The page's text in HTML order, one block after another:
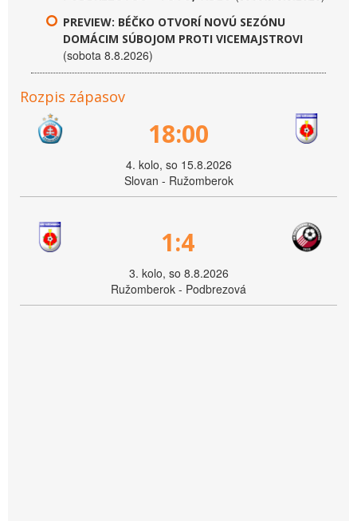
PREVIEW: BÉČKO OTVORÍ NOVÚ SEZÓNU
DOMÁCIM SÚBOJOM PROTI VICEMAJSTROVI
(sobota 8.8.2026)
Rozpis zápasov
18:00
4. kolo, so 15.8.2026
Slovan - Ružomberok
1:4
3. kolo, so 8.8.2026
Ružomberok - Podbrezová